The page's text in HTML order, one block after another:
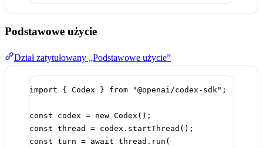
Podstawowe użycie
Dział zatytułowany „Podstawowe użycie”
import { Codex } from "@openai/codex-sdk" ;
const codex = new Codex ();
const thread = codex. startThread ();
const turn = await thread. run (